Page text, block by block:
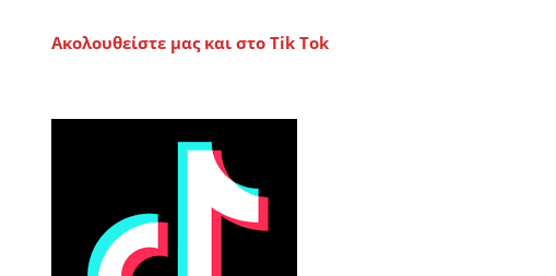
Ακολουθείστε μας και στο Tik Tok